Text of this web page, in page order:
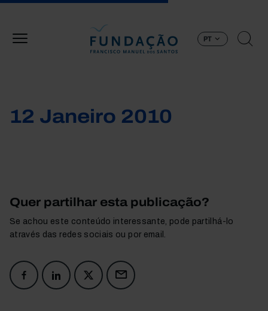
PT
12 Janeiro 2010
Quer partilhar esta publicação?
Se achou este conteúdo interessante, pode partilhá-lo
através das redes sociais ou por email.